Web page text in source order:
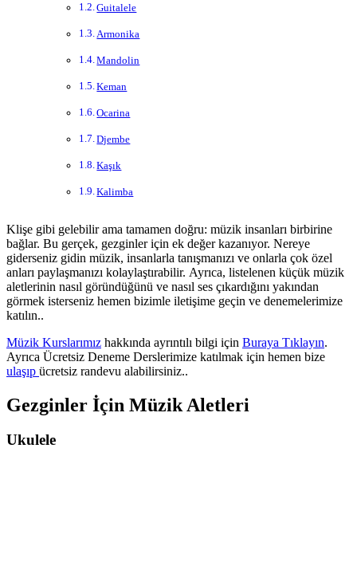
Guitalele
Armonika
Mandolin
Keman
Ocarina
Djembe
Kaşık
Kalimba
Klişe gibi gelebilir ama tamamen doğru: müzik insanları birbirine
bağlar. Bu gerçek, gezginler için ek değer kazanıyor. Nereye
giderseniz gidin müzik, insanlarla tanışmanızı ve onlarla çok özel
anları paylaşmanızı kolaylaştırabilir. Ayrıca, listelenen küçük müzik
aletlerinin nasıl göründüğünü ve nasıl ses çıkardığını yakından
görmek isterseniz hemen bizimle iletişime geçin ve denemelerimize
katılın..
Müzik Kurslarımız hakkında ayrıntılı bilgi için Buraya Tıklayın.
Ayrıca Ücretsiz Deneme Derslerimize katılmak için hemen bize
ulaşıp ücretsiz randevu alabilirsiniz..
Gezginler İçin Müzik Aletleri
Ukulele